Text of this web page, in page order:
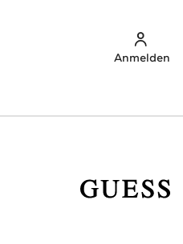
Anmelden